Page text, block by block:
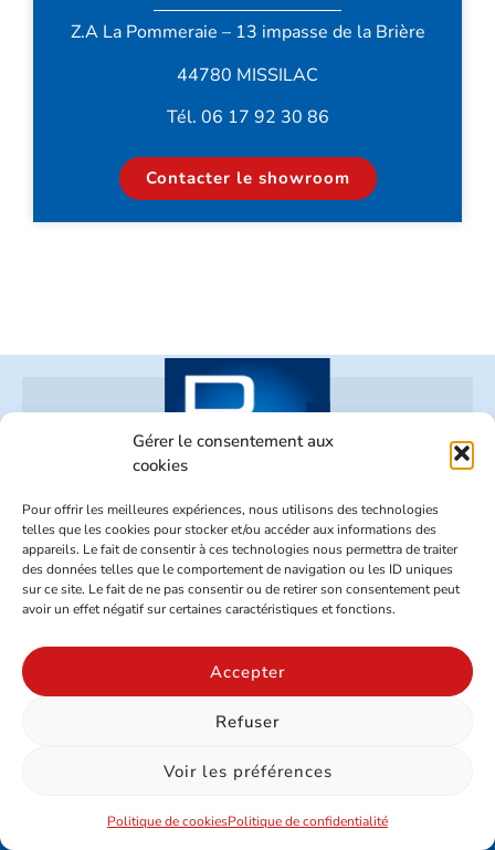
Gérer le consentement aux
cookies
Pour offrir les meilleures expériences, nous utilisons des technologies
telles que les cookies pour stocker et/ou accéder aux informations des
appareils. Le fait de consentir à ces technologies nous permettra de traiter
des données telles que le comportement de navigation ou les ID uniques
sur ce site. Le fait de ne pas consentir ou de retirer son consentement peut
avoir un effet négatif sur certaines caractéristiques et fonctions.
Accepter
Refuser
Voir les préférences
Politique de cookiesPolitique de confidentialité
Z.A La Pommeraie – 13 impasse de la Brière
44780 MISSILAC
Tél. 06 17 92 30 86
Contacter le showroom
02 96 73 70 26
Z.A. Le Beaufeuillage – 22520 BINIC
SUIVEZ-NOUS SUR NOS RÉSEAUX
Mentions légales - Politique de confidentialité
Site réalisé par www.cocktail-graphic.com